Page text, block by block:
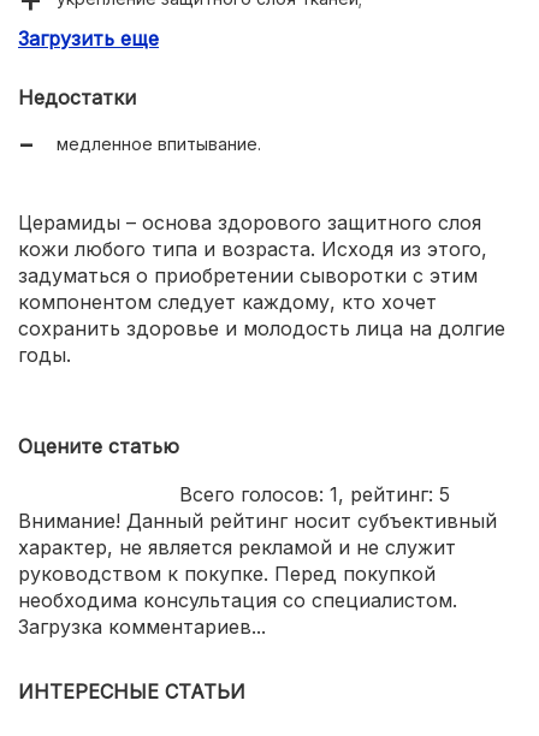
отличная основа для макияжа;
Загрузить еще
Недостатки
медленное впитывание.
Церамиды – основа здорового защитного слоя
кожи любого типа и возраста. Исходя из этого,
задуматься о приобретении сыворотки с этим
компонентом следует каждому, кто хочет
сохранить здоровье и молодость лица на долгие
годы.
Оцените статью
Всего голосов: 1, рейтинг: 5
Внимание! Данный рейтинг носит субъективный
характер, не является рекламой и не служит
руководством к покупке. Перед покупкой
необходима консультация со специалистом.
Загрузка комментариев...
ИНТЕРЕСНЫЕ СТАТЬИ